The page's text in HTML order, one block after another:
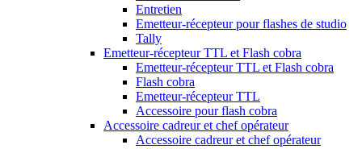
Entretien
Emetteur-récepteur pour flashes de studio
Tally
Emetteur-récepteur TTL et Flash cobra
Emetteur-récepteur TTL et Flash cobra
Flash cobra
Emetteur-récepteur TTL
Accessoire pour flash cobra
Accessoire cadreur et chef opérateur
Accessoire cadreur et chef opérateur